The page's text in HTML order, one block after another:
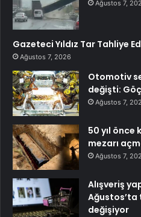
Ağustos 7,
Gazeteci Yıldız Tar Tahliye
Ağustos 7, 2026
Otomotiv
değişti:
Ağustos 7,
50 yıl önce
mezarı
Ağustos 7,
Alışveriş
değişiyor